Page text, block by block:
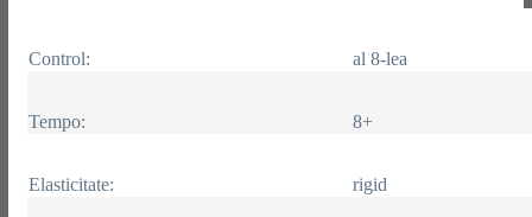
Control: al 8-lea
Tempo: 8+
Elasticitate: rigid